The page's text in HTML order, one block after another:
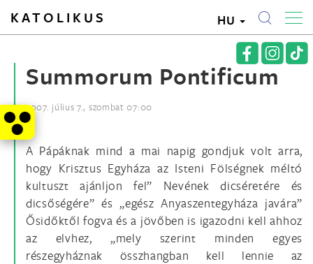
KATOLIKUS HU
Summorum Pontificum
2007. július 7., szombat 07:00
A Pápáknak mind a mai napig gondjuk volt arra,
hogy Krisztus Egyháza az Isteni Fölségnek méltó
kultuszt ajánljon fel” Nevének dicséretére és
dicsőségére” és „egész Anyaszentegyháza javára”
Ősidőktől fogva és a jövőben is igazodni kell ahhoz
az elvhez, „mely szerint minden egyes
részegyháznak összhangban kell lennie az